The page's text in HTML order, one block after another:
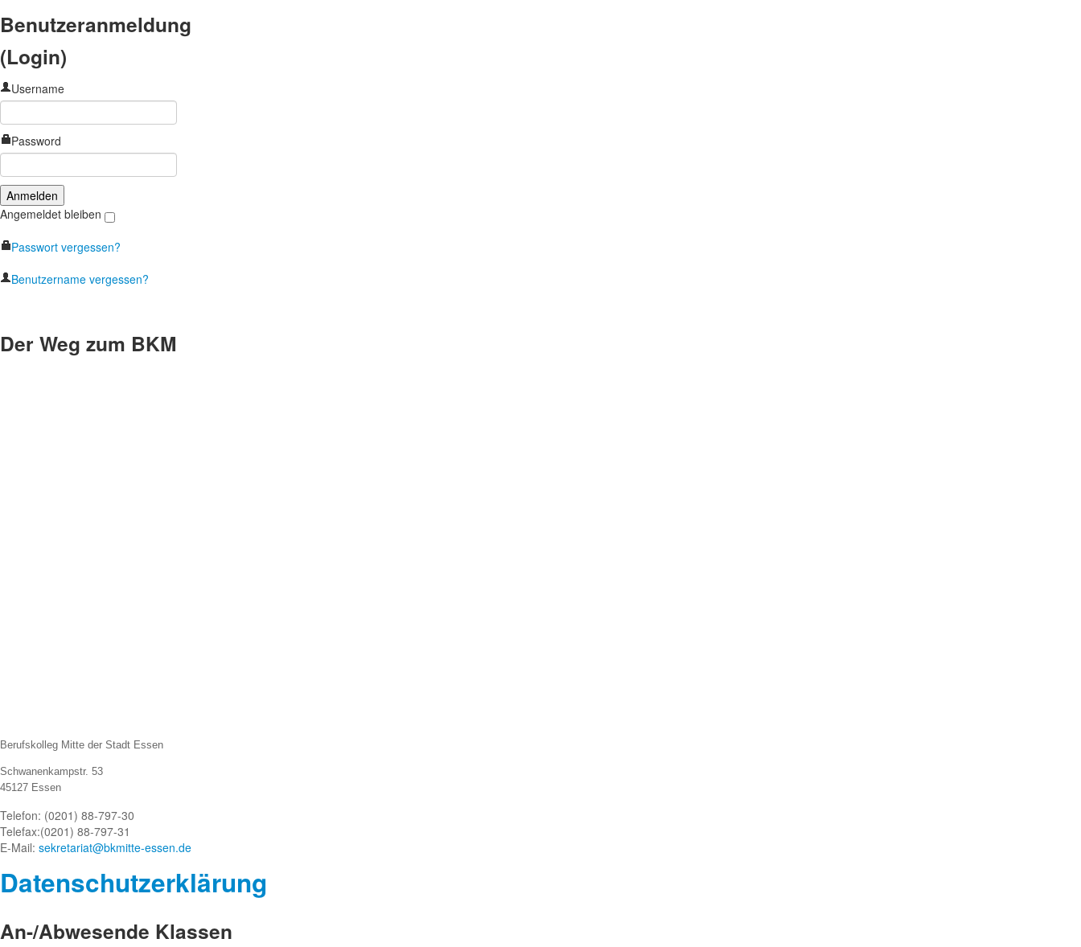
Benutzeranmeldung
(Login)
Username
Password
Angemeldet bleiben
Passwort vergessen?
Benutzername vergessen?
Der Weg zum BKM
Berufskolleg Mitte der Stadt Essen
Schwanenkampstr. 53
45127 Essen
Telefon: (0201) 88-797-30
Telefax:(0201) 88-797-31
E-Mail: sekretariat@bkmitte-essen.de
Datenschutzerklärung
An-/Abwesende Klassen